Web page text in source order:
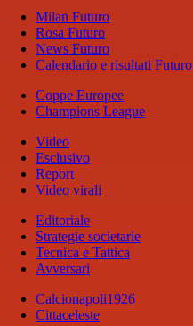
Milan Futuro
Rosa Futuro
News Futuro
Calendario e risultati Futuro
Coppe Europee
Champions League
Video
Esclusivo
Report
Video virali
Editoriale
Strategie societarie
Tecnica e Tattica
Avversari
Calcionapoli1926
Cittaceleste